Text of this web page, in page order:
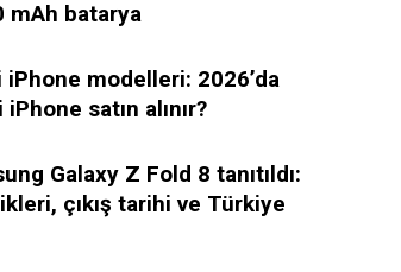
mAh batarya
iPhone modelleri: 2026’da
satın alınır?
Galaxy Z Fold 8 tanıtıldı:
çıkış tarihi ve Türkiye